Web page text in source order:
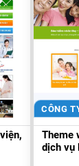
CÔNG
Theme
dịch vụ